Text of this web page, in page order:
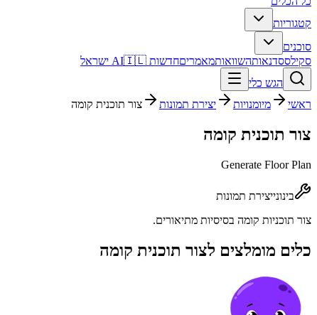
קטגוריות
סוכנים
סקילססדנאותהשוואותמאמריםחדשות AI 🇮🇱 ישראל
הגש כלי
ראשי
מיומנויות יצירת תמונות צור תוכנית קומה
צור תוכנית קומה
Generate Floor Plan
בינונייצירת תמונות
צור תוכניות קומה בסיסיות מתיאורים.
כלים מומלצים לצור תוכנית קומה